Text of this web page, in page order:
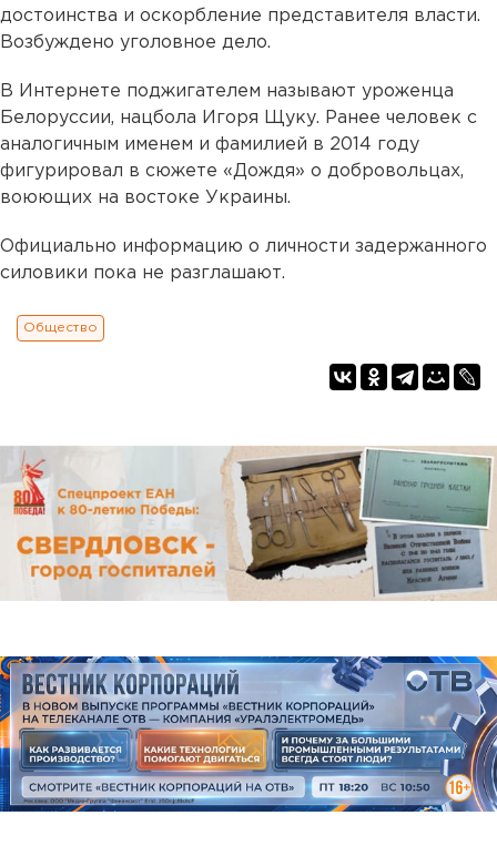
достоинства и оскорбление представителя власти.
Возбуждено уголовное дело.
В Интернете поджигателем называют уроженца
Белоруссии, нацбола Игоря Щуку. Ранее человек с
аналогичным именем и фамилией в 2014 году
фигурировал в сюжете «Дождя» о добровольцах,
воюющих на востоке Украины.
Официально информацию о личности задержанного
силовики пока не разглашают.
Общество